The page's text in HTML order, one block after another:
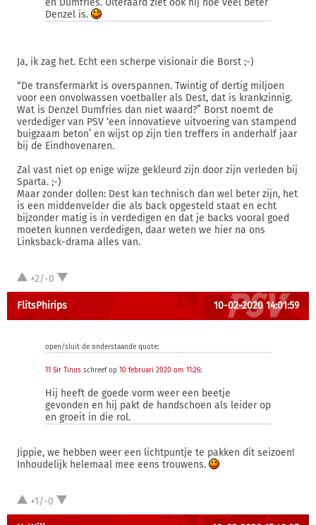
en Dumfries. Uiteraard ziet ook hij hoe veel beter
Denzel is.
Ja, ik zag het. Echt een scherpe visionair die Borst ;-)
“De transfermarkt is overspannen. Twintig of dertig miljoen
voor een onvolwassen voetballer als Dest, dat is krankzinnig.
Wat is Denzel Dumfries dan niet waard?” Borst noemt de
verdediger van PSV ‘een innovatieve uitvoering van stampend
buigzaam beton’ en wijst op zijn tien treffers in anderhalf jaar
bij de Eindhovenaren.
Zal vast niet op enige wijze gekleurd zijn door zijn verleden bij
Sparta. ;-)
Maar zonder dollen: Dest kan technisch dan wel beter zijn, het
is een middenvelder die als back opgesteld staat en echt
bijzonder matig is in verdedigen en dat je backs vooral goed
moeten kunnen verdedigen, daar weten we hier na ons
Linksback-drama alles van.
+2/-0
FlitsPhirips 10-02-2020 14:01:59
open/sluit de onderstaande quote:
11 Sir Tinus schreef op 10 februari 2020 om 11:26:
Hij heeft de goede vorm weer een beetje
gevonden en hij pakt de handschoen als leider op
en groeit in die rol.
Jippie, we hebben weer een lichtpuntje te pakken dit seizoen!
Inhoudelijk helemaal mee eens trouwens.
+1/-0